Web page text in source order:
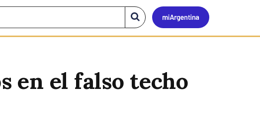
Mi
Buscar
en
el
en el falso techo